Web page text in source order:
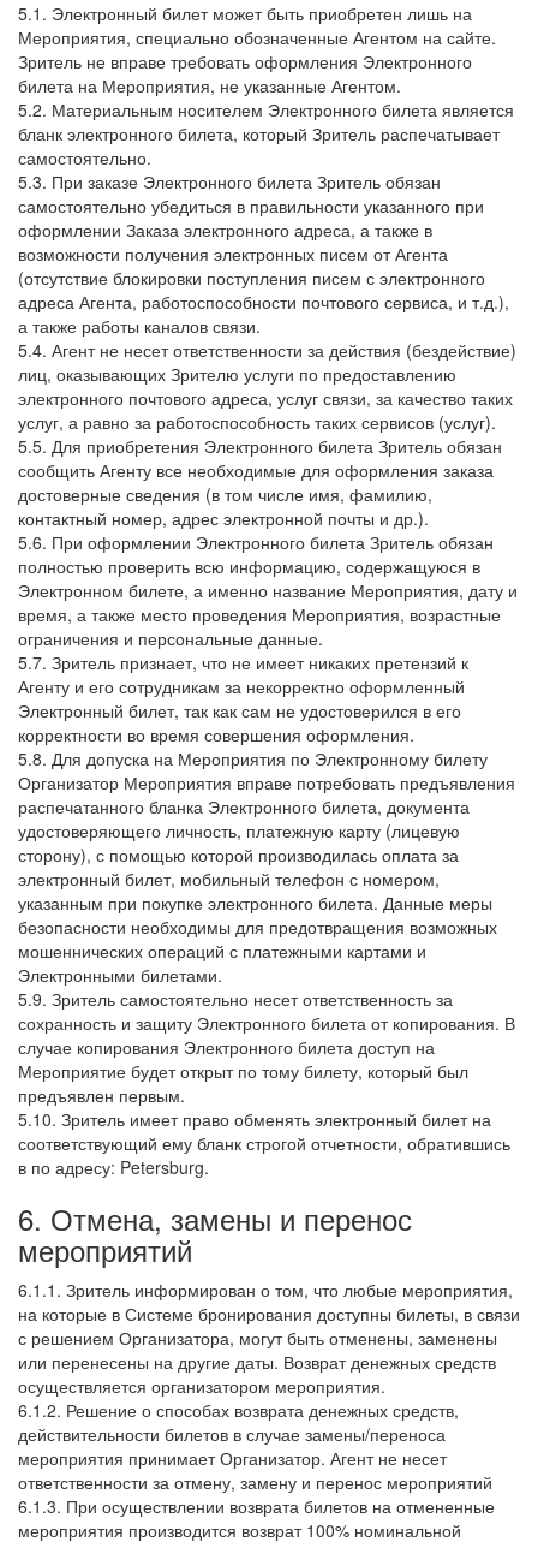
5.1. Электронный билет может быть приобретен лишь на
Мероприятия, специально обозначенные Агентом на сайте.
Зритель не вправе требовать оформления Электронного
билета на Мероприятия, не указанные Агентом.
5.2. Материальным носителем Электронного билета является
бланк электронного билета, который Зритель распечатывает
самостоятельно.
5.3. При заказе Электронного билета Зритель обязан
самостоятельно убедиться в правильности указанного при
оформлении Заказа электронного адреса, а также в
возможности получения электронных писем от Агента
(отсутствие блокировки поступления писем с электронного
адреса Агента, работоспособности почтового сервиса, и т.д.),
а также работы каналов связи.
5.4. Агент не несет ответственности за действия (бездействие)
лиц, оказывающих Зрителю услуги по предоставлению
электронного почтового адреса, услуг связи, за качество таких
услуг, а равно за работоспособность таких сервисов (услуг).
5.5. Для приобретения Электронного билета Зритель обязан
сообщить Агенту все необходимые для оформления заказа
достоверные сведения (в том числе имя, фамилию,
контактный номер, адрес электронной почты и др.).
5.6. При оформлении Электронного билета Зритель обязан
полностью проверить всю информацию, содержащуюся в
Электронном билете, а именно название Мероприятия, дату и
время, а также место проведения Мероприятия, возрастные
ограничения и персональные данные.
5.7. Зритель признает, что не имеет никаких претензий к
Агенту и его сотрудникам за некорректно оформленный
Электронный билет, так как сам не удостоверился в его
корректности во время совершения оформления.
5.8. Для допуска на Мероприятия по Электронному билету
Организатор Мероприятия вправе потребовать предъявления
распечатанного бланка Электронного билета, документа
удостоверяющего личность, платежную карту (лицевую
сторону), с помощью которой производилась оплата за
электронный билет, мобильный телефон с номером,
указанным при покупке электронного билета. Данные меры
безопасности необходимы для предотвращения возможных
мошеннических операций с платежными картами и
Электронными билетами.
5.9. Зритель самостоятельно несет ответственность за
сохранность и защиту Электронного билета от копирования. В
случае копирования Электронного билета доступ на
Мероприятие будет открыт по тому билету, который был
предъявлен первым.
5.10. Зритель имеет право обменять электронный билет на
соответствующий ему бланк строгой отчетности, обратившись
в по адресу: Petersburg.
6. Отмена, замены и перенос
мероприятий
6.1.1. Зритель информирован о том, что любые мероприятия,
на которые в Системе бронирования доступны билеты, в связи
с решением Организатора, могут быть отменены, заменены
или перенесены на другие даты. Возврат денежных средств
осуществляется организатором мероприятия.
6.1.2. Решение о способах возврата денежных средств,
действительности билетов в случае замены/переноса
мероприятия принимает Организатор. Агент не несет
ответственности за отмену, замену и перенос мероприятий
6.1.3. При осуществлении возврата билетов на отмененные
мероприятия производится возврат 100% номинальной